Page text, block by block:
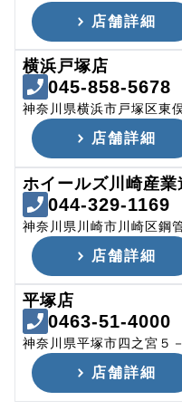
店舗詳細
横浜戸塚店
045-858-5678
神奈川県横浜市戸塚区東
店舗詳細
ホイールズ川崎産業
044-329-1169
神奈川県川崎市川崎区鋼
店舗詳細
平塚店
0463-51-4000
神奈川県平塚市四之宮５
店舗詳細